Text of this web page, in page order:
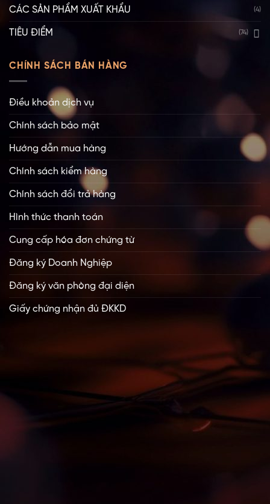
CÁC SẢN PHẨM XUẤT KHẨU (4)
TIÊU ĐIỂM (74)
CHÍNH SÁCH BÁN HÀNG
Điều khoản dịch vụ
Chính sách bảo mật
Hướng dẫn mua hàng
Chính sách kiểm hàng
Chính sách đổi trả hàng
Hình thức thanh toán
Cung cấp hóa đơn chứng từ
Đăng ký Doanh Nghiệp
Đăng ký văn phòng đại diện
Giấy chứng nhận đủ ĐKKD